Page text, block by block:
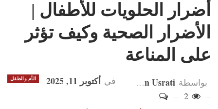
أضرار الحلويات للأطفال |
الأضرار الصحية وكيف تؤثر
على المناعة
الأم والطفل بواسطة Hanan Usrati في أكتوبر 11, 2025